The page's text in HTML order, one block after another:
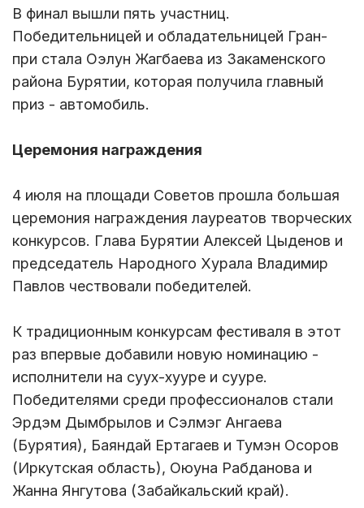
В финал вышли пять участниц.
Победительницей и обладательницей Гран-
при стала Оэлун Жагбаева из Закаменского
района Бурятии, которая получила главный
приз - автомобиль.
Церемония награждения
4 июля на площади Советов прошла большая
церемония награждения лауреатов творческих
конкурсов. Глава Бурятии Алексей Цыденов и
председатель Народного Хурала Владимир
Павлов чествовали победителей.
К традиционным конкурсам фестиваля в этот
раз впервые добавили новую номинацию -
исполнители на суух-хууре и сууре.
Победителями среди профессионалов стали
Эрдэм Дымбрылов и Сэлмэг Ангаева
(Бурятия), Баяндай Ертагаев и Тумэн Осоров
(Иркутская область), Оюуна Рабданова и
Жанна Янгутова (Забайкальский край).